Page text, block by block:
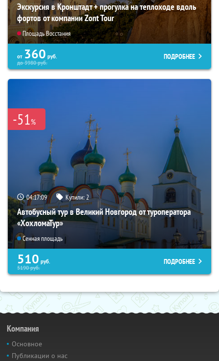
Экскурсия в Кронштадт + прогулка на теплоходе вдоль
фортов от компании Zont Tour
Площадь Восстания
от 360 руб.
до3980руб.
ПОДРОБНЕЕ
-51%
04:17:08 Купили:2
Автобусный тур в Великий Новгород от туроператора
«ХохломаТур»
Сенная площадь
510 руб.
5190руб.
ПОДРОБНЕЕ
Компания
Основное
Публикации о нас